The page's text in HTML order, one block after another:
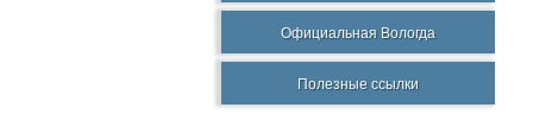
Официальная Вологда
Полезные ссылки